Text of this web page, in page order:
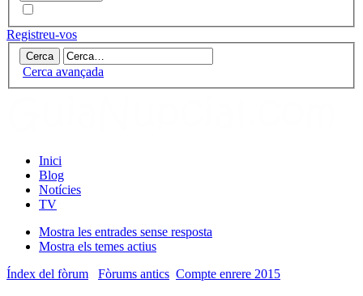
Registreu-vos
Cerca avançada
Inici
Blog
Notícies
TV
Mostra les entrades sense resposta
Mostra els temes actius
Índex del fòrum
Fòrums antics Compte enrere 2015